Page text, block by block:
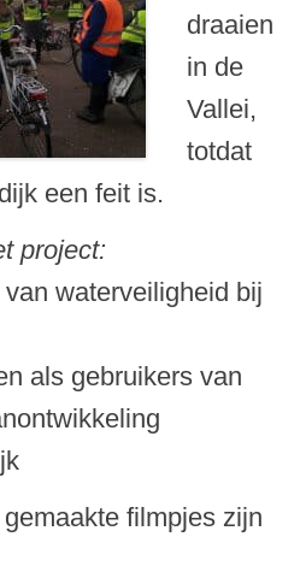
draaien
in de
Vallei,
totdat
een feit is.
project:
waterveiligheid bij
als gebruikers van
filmpjes zijn